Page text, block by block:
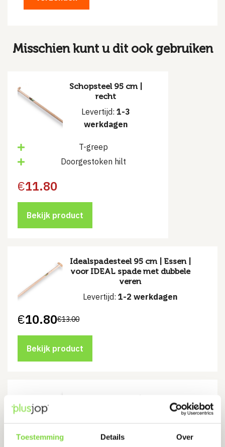
Toestemming Details Over
Misschien kunt u dit ook gebruiken
Schopsteel 95 cm |
recht
Levertijd: 1-3
werkdagen
T-greep
Doorgestoken hilt
€11.80
Bekijk product
Idealspadesteel 95 cm | Essen |
voor IDEAL spade met dubbele
veren
Levertijd: 1-2 werkdagen
€13.00
Oorspronkelijke
was:
€13.00.
€10.80
Huidige
is:
€10.80.
Bekijk product